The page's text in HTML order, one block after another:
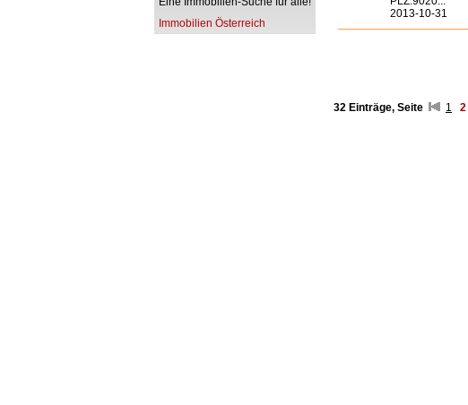
Immobilien Österreich
2013-10-31
32 Einträge, Seite 1 2